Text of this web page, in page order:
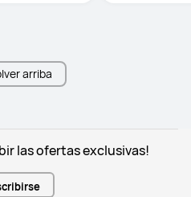
arriba
las ofertas exclusivas!